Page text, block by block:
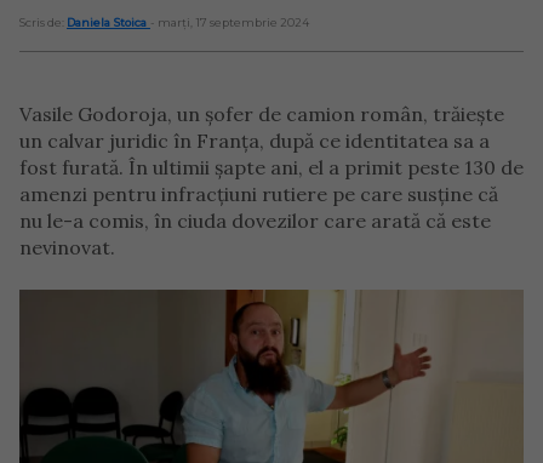
Scris de: Daniela Stoica - marți, 17 septembrie 2024
Vasile Godoroja, un șofer de camion român, trăiește
un calvar juridic în Franța, după ce identitatea sa a
fost furată. În ultimii șapte ani, el a primit peste 130 de
amenzi pentru infracțiuni rutiere pe care susține că
nu le-a comis, în ciuda dovezilor care arată că este
nevinovat.